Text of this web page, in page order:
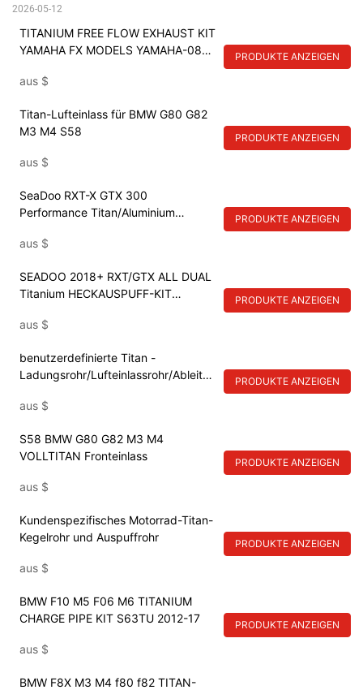
2026-05-12
TITANIUM FREE FLOW EXHAUST KIT
YAMAHA FX MODELS YAMAHA-08S
aus $
PRODUKTE ANZEIGEN
Titan-Lufteinlass für BMW G80 G82
M3 M4 S58
aus $
PRODUKTE ANZEIGEN
SeaDoo RXT-X GTX 300
Performance Titan/Aluminium
aus $
PRODUKTE ANZEIGEN
SEADOO 2018+ RXT/GTX ALL DUAL
Titanium HECKAUSPUFF-KIT
aus $
PRODUKTE ANZEIGEN
benutzerdefinierte Titan -
Ladungsrohr/Lufteinlassrohr/Ableitun
aus $
PRODUKTE ANZEIGEN
S58 BMW G80 G82 M3 M4
VOLLTITAN Fronteinlass
aus $
PRODUKTE ANZEIGEN
Kundenspezifisches Motorrad-Titan-
Kegelrohr und Auspuffrohr
aus $
PRODUKTE ANZEIGEN
BMW F10 M5 F06 M6 TITANIUM
CHARGE PIPE KIT S63TU 2012-17
aus $
PRODUKTE ANZEIGEN
BMW F8X M3 M4 f80 f82 TITAN-